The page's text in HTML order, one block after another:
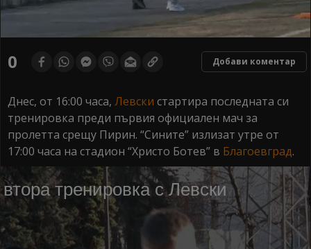
of0 Добави коментар
Днес, от 16:00 часа, Левски стартира последната си
тренировка преди първия официален мач за
пролетта срещу Пирин. “Сините” излизат утре от
17:00 часа на стадион “Христо Ботев” в Благоевград.